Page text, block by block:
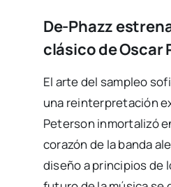
De-Phazz
clásico de Oscar
El arte del sampleo
una reinterpretación
Peterson inmortalizó
corazón de la banda
diseño a principios de